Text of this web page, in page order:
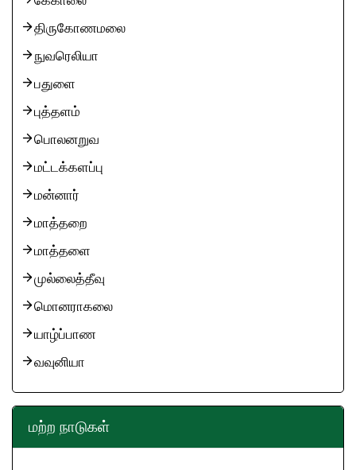
திருகோணமலை
நுவரெலியா
பதுளை
புத்தளம்
பொலனறுவ
மட்டக்களப்பு
மன்னார்
மாத்தறை
மாத்தளை
முல்லைத்தீவு
மொனராகலை
யாழ்ப்பாண
வவுனியா
மற்ற நாடுகள்